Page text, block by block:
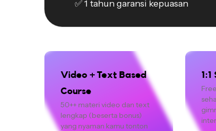
Video + Text Based
Course
50++ materi video dan text
lengkap (beserta bonus)
yang nyaman kamu tonton
1:1